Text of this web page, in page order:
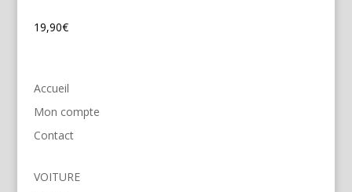
19,90€
Accueil
Mon compte
Contact
VOITURE